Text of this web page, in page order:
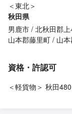
＜東北＞
秋田県
男鹿市 北秋田郡
山本郡藤里町
山
資格・許認可
＜軽貨物＞ 秋田